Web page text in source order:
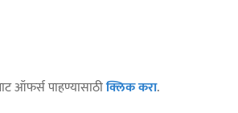
ऑफर्स पाहण्यासाठीक्लिक करा.